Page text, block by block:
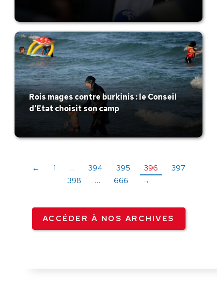
Rois mages contre burkinis : le Conseil
d’Etat choisit son camp
← 1 … 394 395 396
397
398
… 666 →
ACCÉDER À NOS ARCHIVES